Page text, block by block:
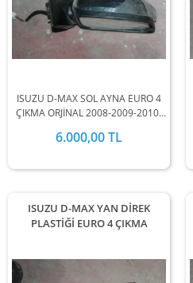
ISUZU D-MAX SOL AYNA EURO 4
ÇIKMA ORJİNAL 2008-2009-2010-
STOKLARIMIZDA MEVCUTTUR.
6.000,00 TL
ISUZU D-MAX YAN DİREK
PLASTİĞİ EURO 4 ÇIKMA